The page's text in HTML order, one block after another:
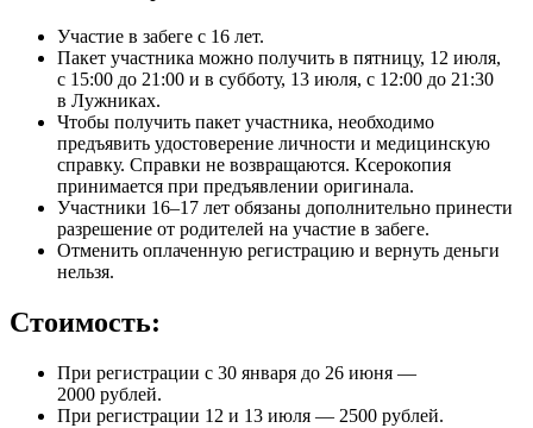
Участие в забеге с 16 лет.
Пакет участника можно получить в пятницу, 12 июля,
с 15:00 до 21:00 и в субботу, 13 июля, с 12:00 до 21:30
в Лужниках.
Чтобы получить пакет участника, необходимо
предъявить удостоверение личности и медицинскую
справку. Справки не возвращаются. Ксерокопия
принимается при предъявлении оригинала.
Участники 16–17 лет обязаны дополнительно принести
разрешение от родителей на участие в забеге.
Отменить оплаченную регистрацию и вернуть деньги
нельзя.
Стоимость:
При регистрации с 30 января до 26 июня —
2000 рублей.
При регистрации 12 и 13 июля — 2500 рублей.